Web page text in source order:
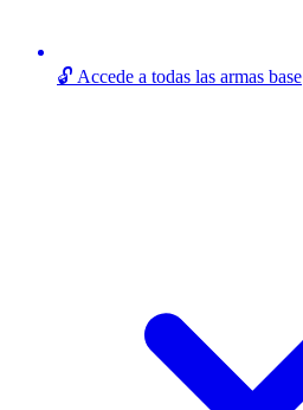
🔓 Accede a todas las armas base